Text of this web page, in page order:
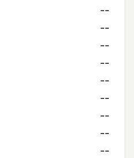
--
--
--
--
--
--
--
--
--